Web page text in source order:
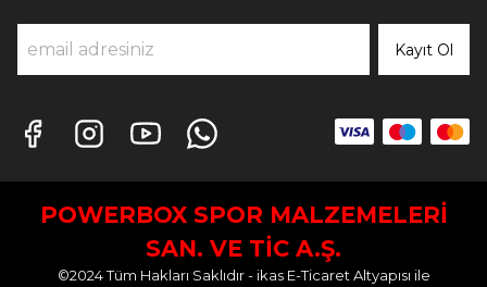
Kayıt Ol
POWERBOX SPOR MALZEMELERİ
SAN. VE TİC A.Ş.
©2024 Tüm Hakları Saklıdır - ikas E-Ticaret Altyapısı ile